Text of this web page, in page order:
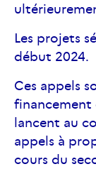
Les projets
début 2024.
Ces appels
financement
lancent au
appels à
cours du